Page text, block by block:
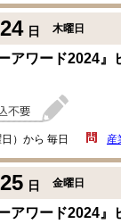
24 日 木曜日
アワード2024』
）から 毎日 産
25 日 金曜日
アワード2024』